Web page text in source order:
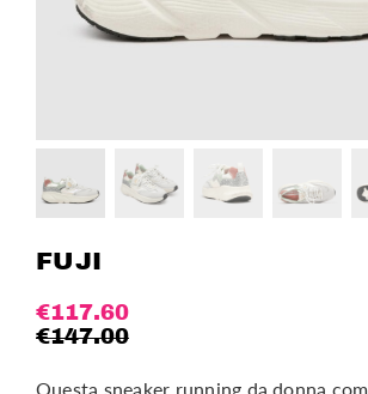
FUJI
€147.00
€117.60
Questa sneaker running da donna